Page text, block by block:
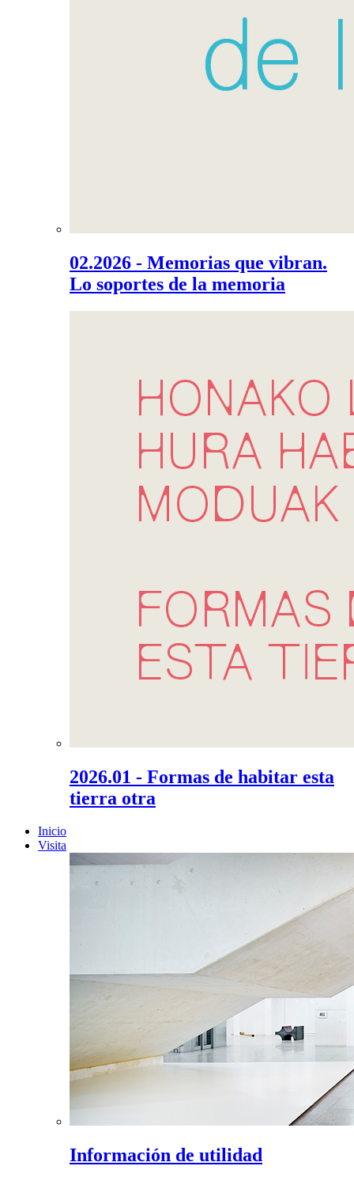
02.2026 - Memorias que vibran.
Lo soportes de la memoria
2026.01 - Formas de habitar esta
tierra otra
Inicio
Visita
Información de utilidad